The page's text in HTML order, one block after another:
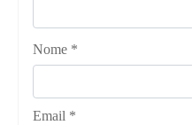
Nome *
Email *